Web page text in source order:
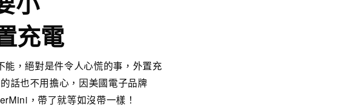
充電
，絕對是件令人心慌的事，外置充
話也不用擔心，因美國電子品牌
，帶了就等如沒帶一樣！